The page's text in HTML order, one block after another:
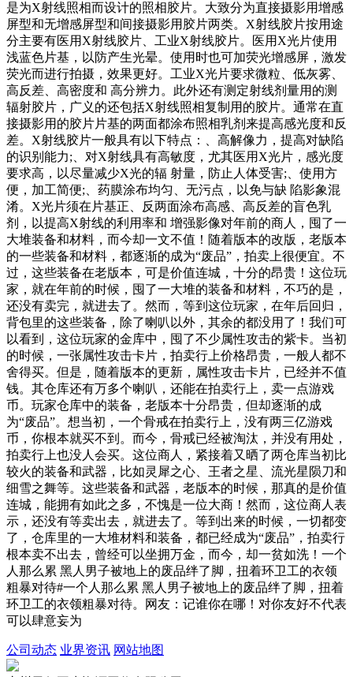
是为X射线照相而设计的照相胶片。大致分为直接摄影用增感
屏型和无增感屏型和间接摄影用胶片两类。X射线胶片按用途
分主要有医用X射线胶片、工业X射线胶片。医用X光片使用
浅蓝色片基，以防产生光晕。使用时也可加荧光增感屏，激发
荧光而进行拍摄，效果更好。工业X光片要求微粒、低灰雾、
高反差、高密度和 高分辨力。此外还有测定射线剂量用的测
辐射胶片，广义的还包括X射线照相复制用的胶片。通常在直
接摄影用的胶片片基的两面都涂布照相乳剂来提高感光度和反
差。X射线胶片一般具有以下特点：、高解像力，提高对缺陷
的识别能力;、对X射线具有高敏度，尤其医用X光片，感光度
要求高，以尽量减少X光的辐 射量，防止人体受害;、使用方
便，加工简便;、药膜涂布均匀、无污点，以免与缺 陷影象混
淆。X光片须在片基正、反两面涂布高感、高反差的盲色乳
剂，以提高X射线的利用率和 增强影像对年前的商人，囤了一
大堆装备和材料，而今却一文不值！随着版本的改版，老版本
的一些装备和材料，都逐渐的成为“废品”，拍卖上很便宜。不
过，这些装备在老版本，可是价值连城，十分的昂贵！这位玩
家，就在年前的时候，囤了一大堆的装备和材料，不巧的是，
还没有卖完，就进去了。然而，等到这位玩家，在年后回归，
背包里的这些装备，除了喇叭以外，其余的都没用了！我们可
以看到，这位玩家的金库中，囤了不少属性攻击的紫卡。当初
的时候，一张属性攻击卡片，拍卖行上价格昂贵，一般人都不
舍得买。但是，随着版本的更新，属性攻击卡片，已经并不值
钱。其仓库还有万多个喇叭，还能在拍卖行上，卖一点游戏
币。玩家仓库中的装备，老版本十分昂贵，但却逐渐的成
为“废品”。想当初，一个骨戒在拍卖行上，没有两三亿游戏
币，你根本就买不到。而今，骨戒已经被淘汰，并没有用处，
拍卖行上也没人会买。这位商人，紧接着又晒了两仓库当初比
较火的装备和武器，比如灵犀之心、王者之星、流光星陨刀和
细雪之舞等。这些装备和武器，老版本的时候，那真的是价值
连城，能拥有如此之多，不愧是一位大商！然而，这位商人表
示，还没有等卖出去，就进去了。等到出来的时候，一切都变
了，仓库里的一大堆材料和装备，都已经成为“废品”，拍卖行
根本卖不出去，曾经可以坐拥万金，而今，却一贫如洗！一个
人那么累 黑人男子被地上的废品绊了脚，扭着环卫工的衣领
粗暴对待#一个人那么累 黑人男子被地上的废品绊了脚，扭着
环卫工的衣领粗暴对待。网友：记谁你在哪！对你友好不代表
可以肆意妄为
公司动态 业界资讯 网站地图